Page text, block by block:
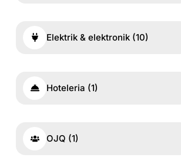
Elektrik & elektronik (10)
Hoteleria (1)
OJQ (1)